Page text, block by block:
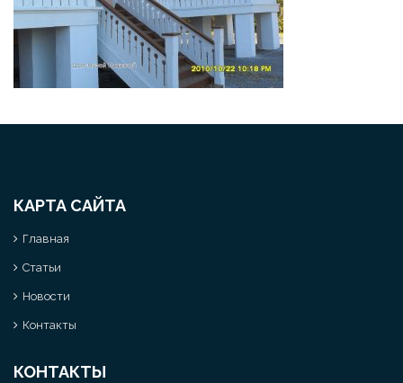
КАРТА САЙТА
Главная
Статьи
Новости
Контакты
КОНТАКТЫ